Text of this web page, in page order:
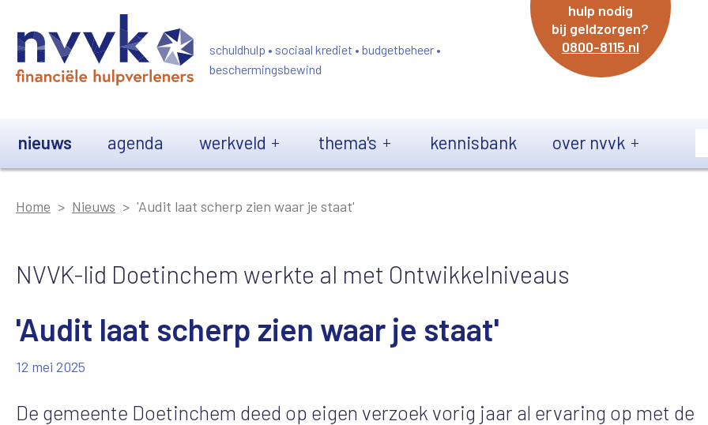
schuldhulp • sociaal krediet • budgetbeheer •
beschermingsbewind
hulp nodig
bij geldzorgen?
0800-8115.nl
nieuws agenda werkveld thema's kennisbank over nvvk
Home Nieuws 'Audit laat scherp zien waar je staat'
NVVK-lid Doetinchem werkte al met Ontwikkelniveaus
'Audit laat scherp zien waar je staat'
12 mei 2025
De gemeente Doetinchem deed op eigen verzoek vorig jaar al ervaring op met de